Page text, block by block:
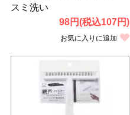
スミ洗い
98円(税込107円)
お気に入りに追加